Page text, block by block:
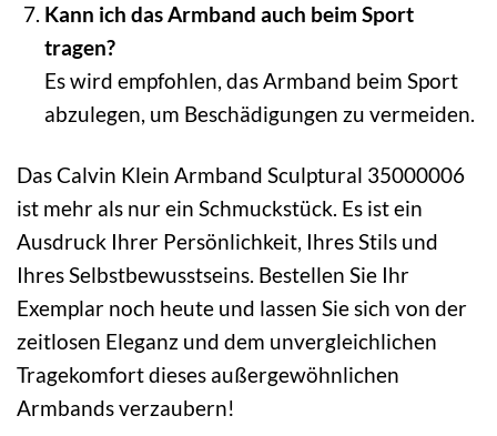
Kann ich das Armband auch beim Sport
tragen?
Es wird empfohlen, das Armband beim Sport
abzulegen, um Beschädigungen zu vermeiden.
Das Calvin Klein Armband Sculptural 35000006
ist mehr als nur ein Schmuckstück. Es ist ein
Ausdruck Ihrer Persönlichkeit, Ihres Stils und
Ihres Selbstbewusstseins. Bestellen Sie Ihr
Exemplar noch heute und lassen Sie sich von der
zeitlosen Eleganz und dem unvergleichlichen
Tragekomfort dieses außergewöhnlichen
Armbands verzaubern!